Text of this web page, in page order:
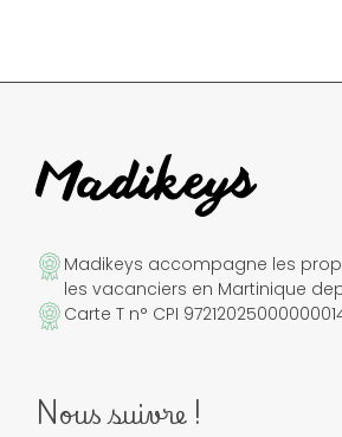
Madikeys accompagne les
les vacanciers en Martinique
Carte T n° CPI
Nous suivre !